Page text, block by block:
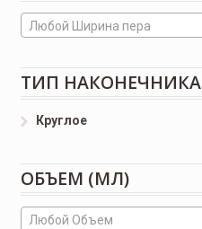
Любой Ширина пера
ТИП НАКОНЕЧНИКА
Круглое
ОБЪЕМ (МЛ)
Любой Объем